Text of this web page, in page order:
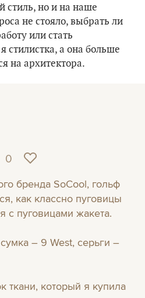
стиль, но и на наше
не стояло, выбрать ли
или стать
стилистка, а она больше
на архитектора.
0
бренда SoCool, гольф
как классно пуговицы
с пуговицами жакета.
– 9 West, серьги –
ткани, который я купила